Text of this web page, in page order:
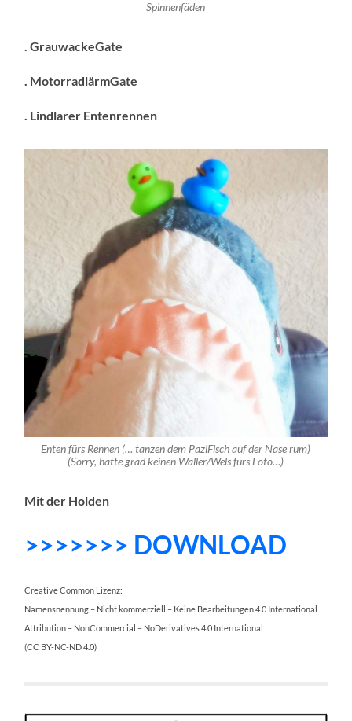
Spinnenfäden
. GrauwackeGate
. MotorradlärmGate
. Lindlarer Entenrennen
Enten fürs Rennen (… tanzen dem PaziFisch auf der Nase rum)
(Sorry, hatte grad keinen Waller/Wels fürs Foto…)
Mit der Holden
>>>>>>> DOWNLOAD
Creative Common Lizenz:
Namensnennung – Nicht kommerziell – Keine Bearbeitungen 4.0 International
Attribution – NonCommercial – NoDerivatives 4.0 International
(CC BY-NC-ND 4.0)